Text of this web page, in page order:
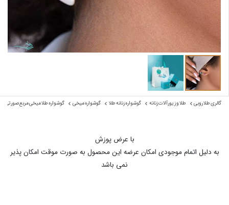
گالری طلا روبی طلا و زیورآلات زنانه گوشواره زنانه طلا گوشواره میخی گوشواره طلا میخی مربع صورتی
با عرض پوزش
به دلیل اتمام موجودی امکان عرضه این محصول به صورت موقت امکان پذیر
نمی باشد